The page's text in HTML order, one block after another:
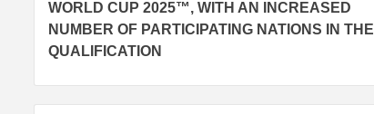
WORLD CUP 2025™, WITH AN INCREASED
NUMBER OF PARTICIPATING NATIONS IN THE
QUALIFICATION